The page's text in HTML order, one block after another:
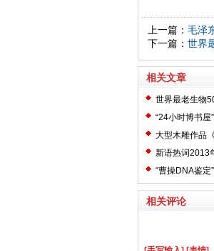
上一篇： 毛泽
下一篇： 世界
相关文章
世界最老生物
“24小时博书屋
大型木雕作品
新语热词2013
“曹操DNA鉴定
相关评论